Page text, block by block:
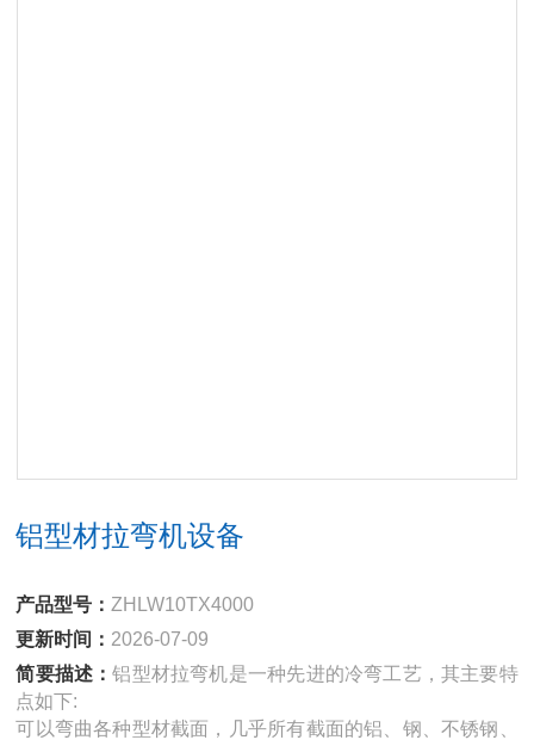
铝型材拉弯机设备
产品型号： ZHLW10TX4000
更新时间： 2026-07-09
简要描述：铝型材拉弯机是一种先进的冷弯工艺，其主要特
点如下:
可以弯曲各种型材截面，几乎所有截面的铝、钢、不锈钢、